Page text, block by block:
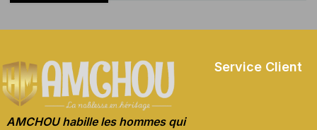
AMCHOU habille les hommes qui
Service Client